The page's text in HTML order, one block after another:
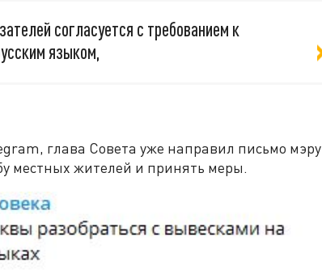
согласуется с требованием к
языком,
глава Совета уже направил письмо мэру
местных жителей и принять меры.